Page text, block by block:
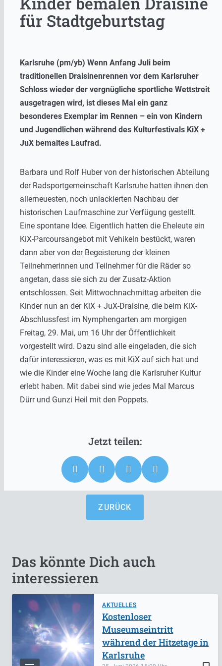
für Stadtgeburtstag
Karlsruhe (pm/yb) Wenn Anfang Juli beim
traditionellen Draisinenrennen vor dem Karlsruher
Schloss wieder der vergnügliche sportliche Wettstreit
ausgetragen wird, ist dieses Mal ein ganz
besonderes Exemplar im Rennen – ein von Kindern
und Jugendlichen während des Kulturfestivals KiX +
JuX bemaltes Laufrad.
Barbara und Rolf Huber von der historischen Abteilung
der Radsportgemeinschaft Karlsruhe hatten ihnen den
allerneuesten, noch unlackierten Nachbau der
historischen Laufmaschine zur Verfügung gestellt.
Eine spontane Idee. Eigentlich hatten die Eheleute ein
KiX-Parcoursangebot mit Vehikeln bestückt, waren
dann aber von der Begeisterung der kleinen
Teilnehmerinnen und Teilnehmer für die Räder so
angetan, dass sie sich zu der Zusatz-Aktion
entschlossen. Seit Mittwochnachmittag arbeiten die
Kinder nun an der KiX + JuX-Draisine, die beim KiX-
Abschlussfest im Nymphengarten am morgigen
Freitag, 29. Mai, um 16 Uhr der Öffentlichkeit
vorgestellt wird. Dazu sind alle eingeladen, die sich
dafür interessieren, was es mit KiX auf sich hat und
wie die Kinder eine Woche lang die Karlsruher Kultur
erlebt haben. Mit dabei sind wie jedes Mal Marcus
Dürr und Gunzi Heil mit den Poppets.
ZURÜCK
Das könnte Dich auch
interessieren
AKTUELLES
Kostenloser
Museumseintritt
während der Hitzetage in
Karlsruhe